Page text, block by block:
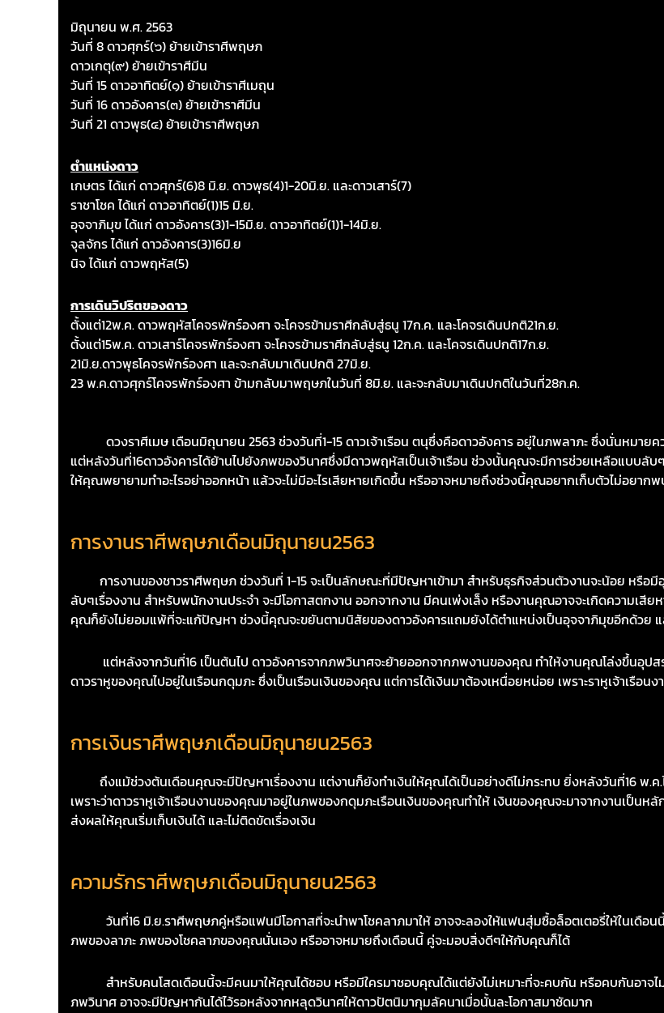
มิถุนายน พ.ศ. 2563
วันที่ 8 ดาวศุกร์(๖) ย้ายเข้าราศีพฤษภ
ดาวเกตุ(๙) ย้ายเข้าราศีมีน
วันที่ 15 ดาวอาทิตย์(๑) ย้ายเข้าราศีเมถุน
วันที่ 16 ดาวอังคาร(๓) ย้ายเข้าราศีมีน
วันที่ 21 ดาวพุธ(๔) ย้ายเข้าราศีพฤษภ
ตำแหน่งดาว
เกษตร ได้แก่ ดาวศุกร์(6)8 มิ.ย. ดาวพุธ(4)1-20มิ.ย. และดาวเสาร์(7)
ราชาโชค ได้แก่ ดาวอาทิตย์(1)15 มิ.ย.
อุจจาภิมุข ได้แก่ ดาวอังคาร(3)1-15มิ.ย. ดาวอาทิตย์(1)1-14มิ.ย.
จุลจักร ได้แก่ ดาวอังคาร(3)16มิ.ย
นิจ ได้แก่ ดาวพฤหัส(5)
การเดินวิปริตของดาว
ตั้งแต่12พ.ค. ดาวพฤหัสโคจรพักร์องศา จะโคจรข้ามราศีกลับสู่ธนู 17ก.ค. และโคจรเดินปกติ21ก.ย.
ตั้งแต่15พ.ค. ดาวเสาร์โคจรพักร์องศา จะโคจรข้ามราศีกลับสู่ธนู 12ก.ค. และโคจรเดินปกติ17ก.ย.
21มิ.ย.ดาวพุธโคจรพักร์องศา และจะกลับมาเดินปกติ 27มิ.ย.
23 พ.ค.ดาวศุกร์โคจรพักร์องศา ข้ามกลับมาพฤษภในวันที่ 8มิ.ย. และจะกลับมาเดินปกติในวันที่28ก.ค.
ดวงราศีเมษ เดือนมิถุนายน 2563 ช่วงวันที่1-15 ดาวเจ้าเรือน ตนุซึ่งคือดาวอังคาร อยู่ในภพลาภะ ซึ่งนั่นหมายค
แต่หลังวันที่16ดาวอังคารได้ย้านไปยังภพของวินาศซึ่งมีดาวพฤหัสเป็นเจ้าเรือน ช่วงนั้นคุณจะมีการช่วยเหลือแบบ
ให้คุณพยายามทำอะไรอย่าออกหน้า แล้วจะไม่มีอะไรเสียหายเกิดขึ้น หรืออาจหมายถึงช่วงนี้คุณอยากเก็บตัวไม่อยากพ
การงานราศีพฤษภเดือนมิถุนายน2563
การงานของชาวราศีพฤษภ ช่วงวันที่ 1-15 จะเป็นลักษณะที่มีปัญหาเข้ามา สำหรับธุรกิจส่วนตัวงานจะน้อย หรือมี
ลับๆเรื่องงาน สำหรับพนักงานประจำ จะมีโอกาสตกงาน ออกจากงาน มีคนเพ่งเล็ง หรืองานคุณอาจจะเกิดความเ
คุณก็ยังไม่ยอมแพ้ที่จะแก้ปัญหา ช่วงนี้คุณจะขยันตามนิสัยของดาวอังคารแถมยังได้ตำแหน่งเป็นอุจจาภิมุขอีกด้วย
แต่หลังจากวันที่16 เป็นต้นไป ดาวอังคารจากภพวินาศจะย้ายออกจากภพงานของคุณ ทำให้งานคุณโล่งขึ้นอุปสร
ดาวราหูของคุณไปอยู่ในเรือนกดุมภะ ซึ่งเป็นเรือนเงินของคุณ แต่การได้เงินมาต้องเหนื่อยหน่อย เพราะราหูเจ้าเรือ
การเงินราศีพฤษภเดือนมิถุนายน2563
ถึงแม้ช่วงต้นเดือนคุณจะมีปัญหาเรื่องงาน แต่งานก็ยังทำเงินให้คุณได้เป็นอย่างดีไม่กระทบ ยิ่งหลังวันที่16 พ.ค.
เพราะว่าดาวราหูเจ้าเรือนงานของคุณมาอยู่ในภพของกดุมภะเรือนเงินของคุณทำให้ เงินของคุณจะมาจากงานเป็นห
ส่งผลให้คุณเริ่มเก็บเงินได้ และไม่ติดขัดเรื่องเงิน
ความรักราศีพฤษภเดือนมิถุนายน2563
วันที่16 มิ.ย.ราศีพฤษภคู่หรือแฟนมีโอกาสที่จะนำพาโชคลาภมาให้ อาจจะลองให้แฟนสุ่มซื้อล็อตเตอรี่ให้ในเดือนนี้เ
ภพของลาภะ ภพของโชคลาภของคุณนั่นเอง หรืออาจหมายถึงเดือนนี้ คู่จะมอบสิ่งดีๆให้กับคุณก็ได้
สำหรับคนโสดเดือนนี้จะมีคนมาให้คุณได้ชอบ หรือมีใครมาชอบคุณได้แต่ยังไม่เหมาะที่จะคบกัน หรือคบกันอาจไม่
ภพวินาศ อาจจะมีปัญหากันได้ไว้รอหลังจากหลุดวินาศให้ดาวปัตนิมากุมลัคนาเมื่อนั้นละโอกาสมาชัดมาก